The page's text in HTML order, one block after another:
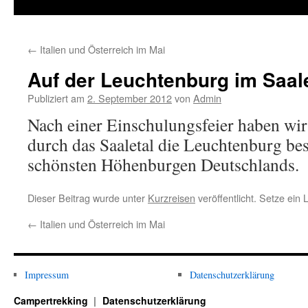
← Italien und Österreich im Mai
Auf der Leuchtenburg im
Publiziert am 2. September 2012von Admin
Nach einer Einschulungsfeier haben
durch das Saaletal die Leuchtenburg
schönsten Höhenburgen Deutschlands.
Dieser Beitrag wurde unter Kurzreisen veröffentlicht. Setze ein
← Italien und Österreich im Mai
Impressum Datenschutzerklärung
Campertrekking Datenschutzerklärung